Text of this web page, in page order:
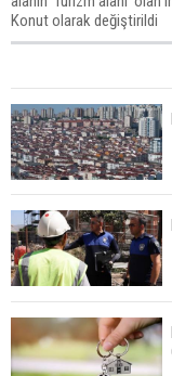
Konut olarak değiştirildi